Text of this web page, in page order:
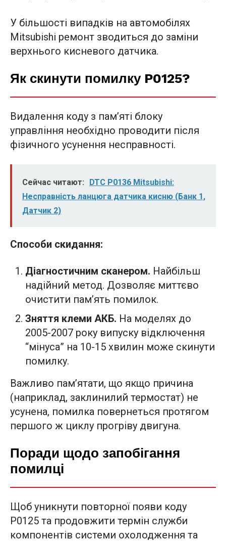
У більшості випадків на автомобілях
Mitsubishi ремонт зводиться до заміни
верхнього кисневого датчика.
Як скинути помилку P0125?
Видалення коду з пам’яті блоку
управління необхідно проводити після
фізичного усунення несправності.
Сейчас читают:
DTC P0136 Mitsubishi:
Несправність ланцюга датчика кисню (Банк 1,
Датчик 2)
Способи скидання:
Діагностичним сканером. Найбільш
надійний метод. Дозволяє миттєво
очистити пам’ять помилок.
Зняття клеми АКБ. На моделях до
2005-2007 року випуску відключення
“мінуса” на 10-15 хвилин може скинути
помилку.
Важливо пам’ятати, що якщо причина
(наприклад, заклинилий термостат) не
усунена, помилка повернеться протягом
першого ж циклу прогріву двигуна.
Поради щодо запобігання
помилці
Щоб уникнути повторної появи коду
P0125 та продовжити термін служби
компонентів системи охолодження та